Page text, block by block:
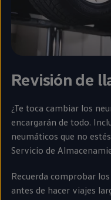
Revisión de
¿Te toca cambiar los
encargarán de todo.
neumáticos que no
Servicio de
Recuerda comprobar
antes de hacer viajes